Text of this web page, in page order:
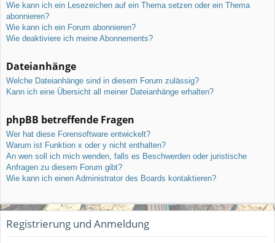
Wie kann ich ein Lesezeichen auf ein Thema setzen oder ein Thema
abonnieren?
Wie kann ich ein Forum abonnieren?
Wie deaktiviere ich meine Abonnements?
Dateianhänge
Welche Dateianhänge sind in diesem Forum zulässig?
Kann ich eine Übersicht all meiner Dateianhänge erhalten?
phpBB betreffende Fragen
Wer hat diese Forensoftware entwickelt?
Warum ist Funktion x oder y nicht enthalten?
An wen soll ich mich wenden, falls es Beschwerden oder juristische
Anfragen zu diesem Forum gibt?
Wie kann ich einen Administrator des Boards kontaktieren?
Registrierung und Anmeldung